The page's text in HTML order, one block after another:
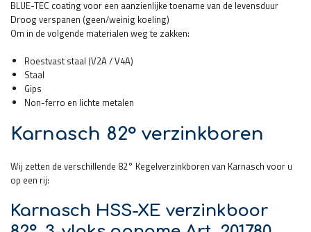
BLUE-TEC coating voor een aanzienlijke toename van de levensduur
Droog verspanen (geen/weinig koeling)
Om in de volgende materialen weg te zakken:
Roestvast staal (V2A / V4A)
Staal
Gips
Non-ferro en lichte metalen
Karnasch 82° verzinkboren
Wij zetten de verschillende 82° Kegelverzinkboren van Karnasch voor u
op een rij:
Karnasch HSS-XE verzinkboor